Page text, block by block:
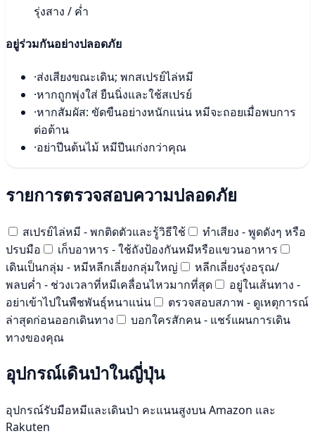
รุ่งสาง / ค่ำ
อยู่ร่วมกันอย่างปลอดภัย
·ส่งเสียงขณะเดิน; พกสเปรย์ไล่หมี
·หากถูกพุ่งใส่ ยืนนิ่งและใช้สเปรย์
·หากสัมผัส: ขัดขืนอย่างหนักแน่น หมีจะถอยเมื่อพบการ
ต่อต้าน
·อย่าปีนต้นไม้ หมีปีนเก่งกว่าคุณ
รายการตรวจสอบความปลอดภัย
สเปรย์ไล่หมี - พกติดตัวและรู้วิธีใช้
ทำเสียง - พูดดังๆ หรือ
ปรบมือ
เก็บอาหาร - ใช้ถังป้องกันหมีหรือแขวนอาหาร
เดินเป็นกลุ่ม - หมีหลีกเลี่ยงกลุ่มใหญ่
หลีกเลี่ยงรุ่งอรุณ/
พลบค่ำ - ช่วงเวลาที่หมีเคลื่อนไหวมากที่สุด
อยู่ในเส้นทาง -
อย่าเข้าไปในพืชพันธุ์หนาแน่น
ตรวจสอบสภาพ - ดูเหตุการณ์
ล่าสุดก่อนออกเดินทาง
บอกใครสักคน - แชร์แผนการเดิน
ทางของคุณ
อุปกรณ์เดินป่าในญี่ปุ่น
อุปกรณ์รับมือหมีและเดินป่า คะแนนสูงบน Amazon และ
Rakuten